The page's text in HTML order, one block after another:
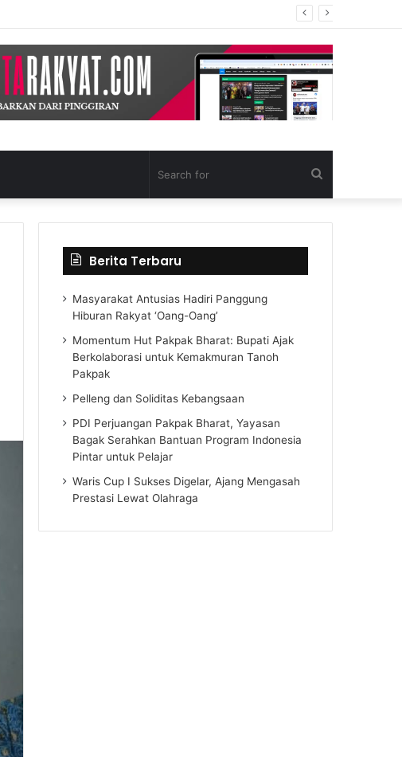
for
Berita Terbaru
Masyarakat Antusias Hadiri Panggung
Hiburan Rakyat ‘Oang-Oang’
Momentum Hut Pakpak Bharat: Bupati Ajak
Berkolaborasi untuk Kemakmuran Tanoh
Pakpak
Pelleng dan Soliditas Kebangsaan
PDI Perjuangan Pakpak Bharat, Yayasan
Bagak Serahkan Bantuan Program Indonesia
Pintar untuk Pelajar
Waris Cup I Sukses Digelar, Ajang Mengasah
Prestasi Lewat Olahraga